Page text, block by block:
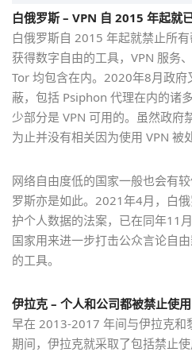
白俄罗斯 – VPN 自 2015 年起就
白俄罗斯自 2015 年起就禁止所
获得数字自由的工具，VPN 服务、
Tor 均包含在内。2020年8月政
蔽，包括 Psiphon 代理在内的诸
少部分是 VPN 可用的。虽然政府
为止并没有相关因为使用 VPN 被
网络自由度低的国家一般也会有
罗斯亦是如此。2021年4月，白
护个人数据的法案，已在同年11
国家用来进一步打击公众言论自
的工具。
伊拉克 – 个人和公司都被禁止使
早在 2013-2017 年间与伊拉克和
期间，伊拉克就采取了包括禁止